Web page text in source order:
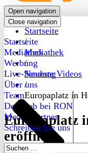
Open navigation
Close navigation
Startseite
Mediathek
Werbung
Live-Sendung
Über uns
Team
Dein Job bei RON
Medienpartner
Schreiben Sie uns
Suchen
Startseite
/
Mediathek
/
Neueste Videos
/
Europaplatz in
Europaplatz
eröffnet